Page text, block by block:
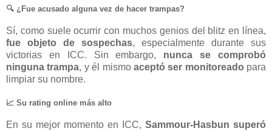
🔍 ¿Fue acusado alguna vez de hacer trampas?
Sí, como suele ocurrir con muchos genios del blitz en línea,
fue objeto de sospechas, especialmente durante sus
victorias en ICC. Sin embargo, nunca se comprobó
ninguna trampa, y él mismo aceptó ser monitoreado para
limpiar su nombre.
📈 Su rating online más alto
En su mejor momento en ICC, Sammour-Hasbun superó